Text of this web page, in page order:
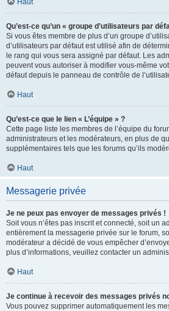
Haut
Qu’est-ce qu’un « groupe d’utilisateurs par
Si vous êtes membre de plus d’un groupe
d’utilisateurs par défaut est utilisé afin de
le rang qui vous sera assigné par défaut. Les
peuvent vous autoriser à modifier vous-même
défaut depuis le panneau de contrôle de
Haut
Qu’est-ce que le lien « L’équipe » ?
Cette page liste les membres de l’équipe du
administrateurs et les modérateurs, en plus de
supplémentaires tels que les forums qu’ils
Haut
Messagerie privée
Je ne peux pas envoyer de messages privés !
Soit vous n’êtes pas inscrit et connecté, soit un
entièrement la messagerie privée sur le forum,
modérateur a décidé de vous empêcher
plus d’informations, veuillez contacter un
Haut
Je continue à recevoir des messages privés
Vous pouvez supprimer automatiquement les